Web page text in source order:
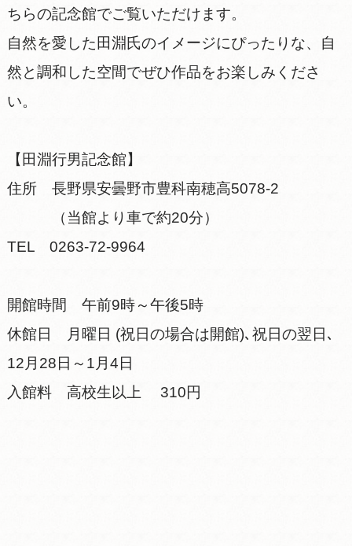
ちらの記念館でご覧いただけます。
自然を愛した田淵氏のイメージにぴったりな、自
然と調和した空間でぜひ作品をお楽しみくださ
い。
【田淵行男記念館】
住所 長野県安曇野市豊科南穂高5078-2
（当館より車で約20分）
TEL 0263-72-9964
開館時間 午前9時～午後5時
休館日 月曜日 (祝日の場合は開館)､祝日の翌日､
12月28日～1月4日
入館料 高校生以上 310円